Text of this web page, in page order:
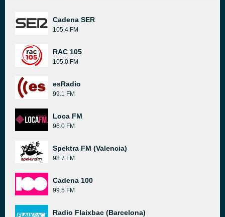
Cadena SER
105.4 FM
RAC 105
105.0 FM
esRadio
99.1 FM
Loca FM
96.0 FM
Spektra FM (Valencia)
98.7 FM
Cadena 100
99.5 FM
Radio Flaixbac (Barcelona)